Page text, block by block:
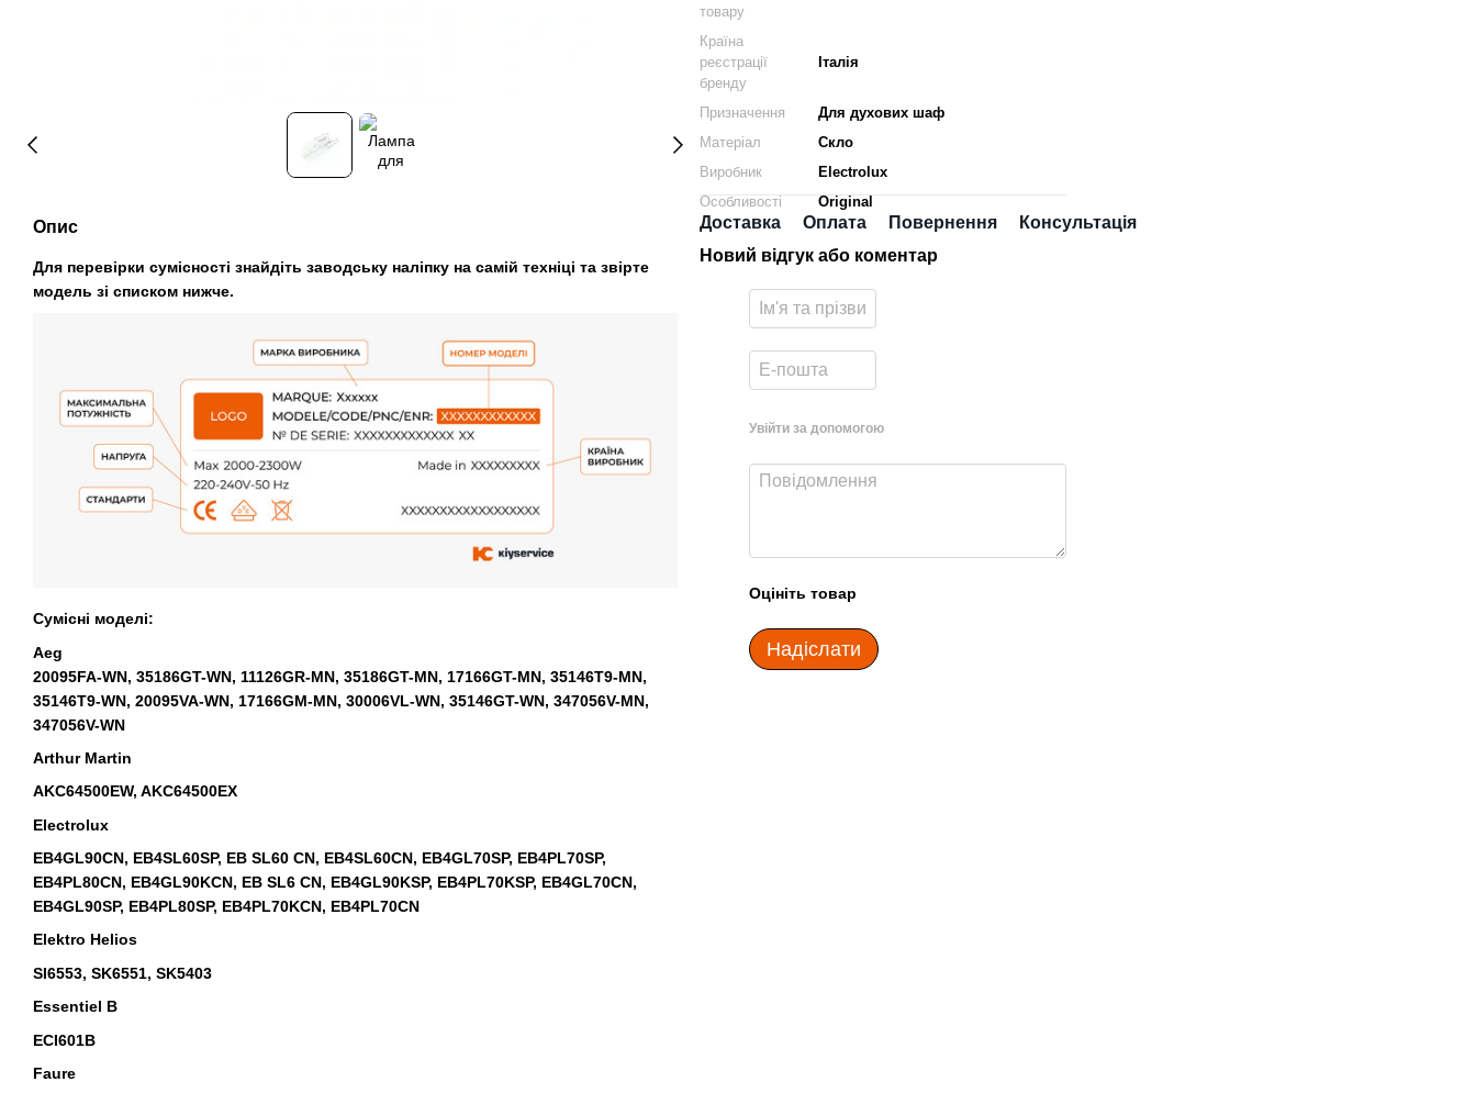
Опис
Для перевірки сумісності знайдіть заводську наліпку на самій техніці та звірте
модель зі списком нижче.
Сумісні моделі:
Aeg
20095FA-WN, 35186GT-WN, 11126GR-MN, 35186GT-MN, 17166GT-MN, 35146T9-MN,
35146T9-WN, 20095VA-WN, 17166GM-MN, 30006VL-WN, 35146GT-WN, 347056V-MN,
347056V-WN
Arthur Martin
AKC64500EW, AKC64500EX
Electrolux
EB4GL90CN, EB4SL60SP, EB SL60 CN, EB4SL60CN, EB4GL70SP, EB4PL70SP,
EB4PL80CN, EB4GL90KCN, EB SL6 CN, EB4GL90KSP, EB4PL70KSP, EB4GL70CN,
EB4GL90SP, EB4PL80SP, EB4PL70KCN, EB4PL70CN
Elektro Helios
SI6553, SK6551, SK5403
Essentiel B
ECI601B
Faure
товару
Країна
реєстрації
бренду
Італія
Призначення
Для духових шаф
Матеріал
Скло
Виробник
Electrolux
Особливості
Original
Доставка Оплата Повернення
Консультація
Новий відгук або коментар
Увійти за допомогою
Оцініть товар
Надіслати